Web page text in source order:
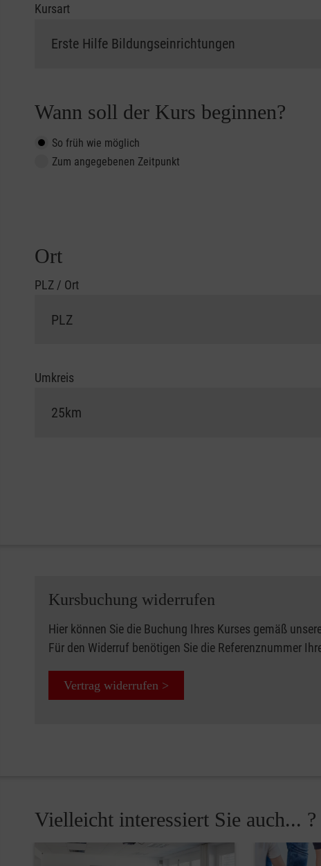
Kursart
Wann soll der Kurs beginnen?
So früh wie möglich
Zum angegebenen Zeitpunkt
Ort
PLZ / Ort
Umkreis
Kursbuchung widerrufen
Hier können Sie die Buchung Ihres Kurses gemäß
Für den Widerruf benötigen Sie die Referenznummer
Vertrag widerrufen >
Vielleicht interessiert Sie auch... ?
Pause